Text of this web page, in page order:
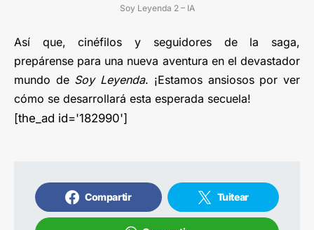
Soy Leyenda 2 – IA
Así que, cinéfilos y seguidores de la saga,
prepárense para una nueva aventura en el devastador
mundo de Soy Leyenda. ¡Estamos ansiosos por ver
cómo se desarrollará esta esperada secuela!
[the_ad id='182990']
Compartir Tuitear